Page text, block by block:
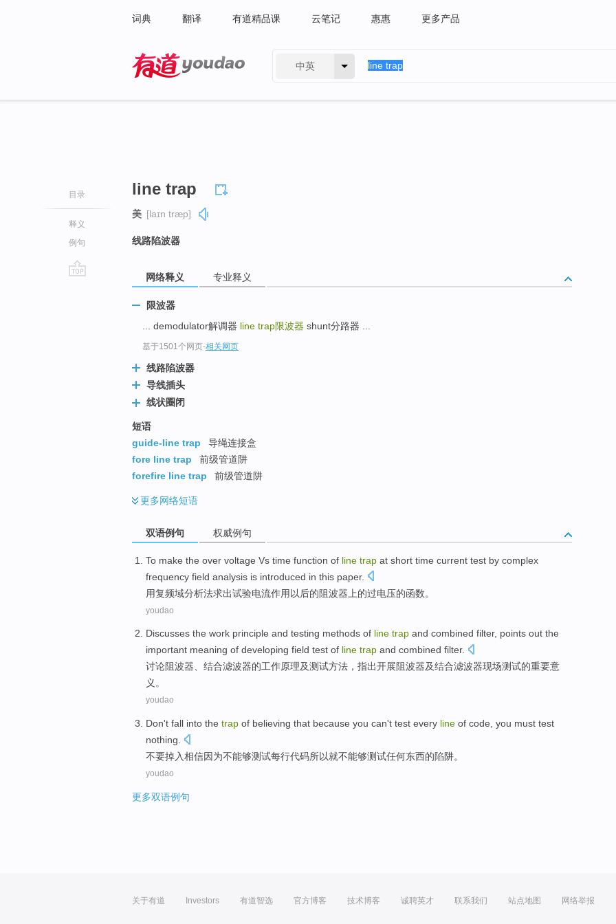
词典 翻译 有道精品课 云笔记 惠惠 更多产品
中英
目录
释义
例句
line trap
美 [laɪn træp]
线路陷波器
网络释义 专业释义
限波器
... demodulator解调器 line trap限波器 shunt分路器 ...
基于1501个网页-相关网页
线路陷波器
导线插头
线状圈闭
短语
guide-line trap
导绳连接盒
fore line trap
前级管道阱
forefire line trap
前级管道阱
更多网络短语
双语例句 权威例句
To make the over voltage Vs time function of line trap at short time current test by complex
frequency field analysis is introduced in this paper.
用复频域分析法求出试验电流作用以后的阻波器 上的过电压的函数。
youdao
Discusses the work principle and testing methods of line trap and combined filter, points out the
important meaning of developing field test of line trap and combined filter.
讨论阻波器、 结合滤波器的工作原理及测试方法 ， 指出开展阻波器及结合滤波器现场测试的重要意
义。
youdao
Don't fall into the trap of believing that because you can't test every line of code , you must test
nothing.
不要掉入相信因为不能够测试每行代码所以就不能够测试任何东西的陷阱。
youdao
更多双语例句
关于有道 Investors 有道智选 官方博客 技术博客 诚聘英才 联系我们 站点地图 网络举报